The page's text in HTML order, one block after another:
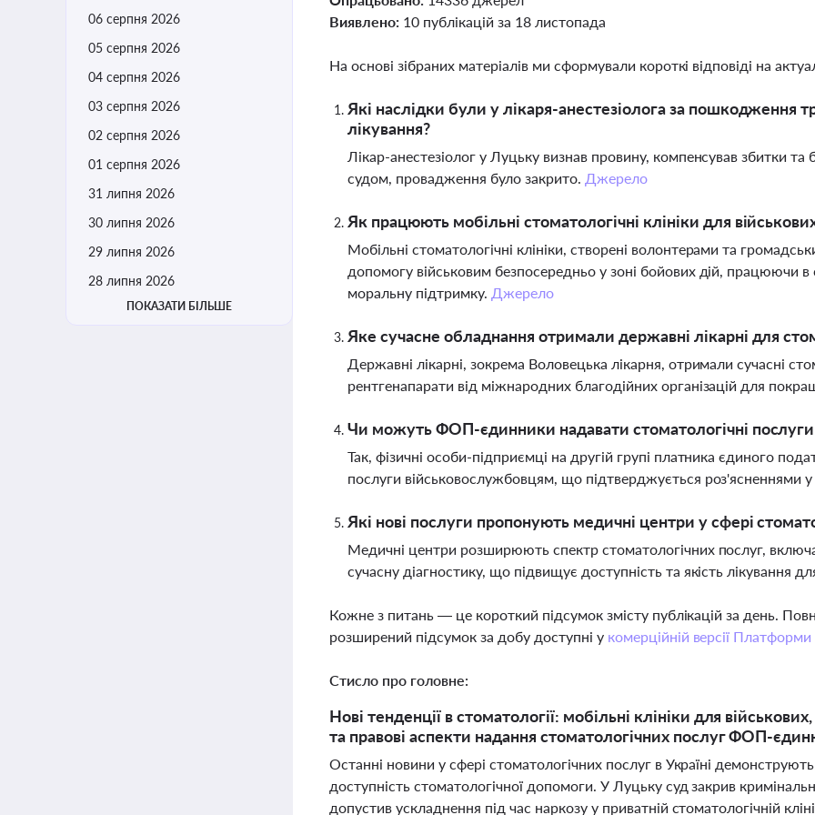
06 серпня 2026
05 серпня 2026
04 серпня 2026
03 серпня 2026
02 серпня 2026
01 серпня 2026
31 липня 2026
30 липня 2026
29 липня 2026
28 липня 2026
ПОКАЗАТИ БІЛЬШЕ
Виявлено: 10 публікацій за 18 листопада
На основі зібраних матеріалів ми сформували короткі відповіді на
Які наслідки були у лікаря-анестезіолога за пошкодження
лікування?
Лікар-анестезіолог у Луцьку визнав провину, компенсував збитки та
судом, провадження було закрито. Джерело
Як працюють мобільні стоматологічні клініки для
Мобільні стоматологічні клініки, створені волонтерами та
допомогу військовим безпосередньо у зоні бойових дій, працюючи в
моральну підтримку. Джерело
Яке сучасне обладнання отримали державні лікарні для
Державні лікарні, зокрема Воловецька лікарня, отримали сучасні
рентгенапарати від міжнародних благодійних організацій для
Чи можуть ФОП-єдинники надавати стоматологічні
Так, фізичні особи-підприємці на другій групі платника єдиного
послуги військовослужбовцям, що підтверджується роз'ясненнями
Які нові послуги пропонують медичні центри у сфері
Медичні центри розширюють спектр стоматологічних послуг,
сучасну діагностику, що підвищує доступність та якість лікування
Кожне з питань — це короткий підсумок змісту публікацій за день.
розширений підсумок за добу доступні у комерційній версії
Стисло про головне:
Нові тенденції в стоматології: мобільні клініки для
та правові аспекти надання стоматологічних послуг ФОП-
Останні новини у сфері стоматологічних послуг в Україні
доступність стоматологічної допомоги. У Луцьку суд закрив
допустив ускладнення під час наркозу у приватній стоматологічній